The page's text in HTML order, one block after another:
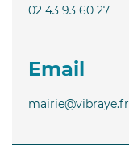
02 43 93 60 27
Email
mairie@vibraye.fr